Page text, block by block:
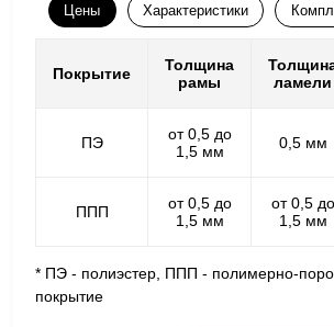
Цены Характеристики
Покрытие
Толщина
рамы
ламели
ПЭ
от 0,5 до
1,5 мм
0,5 мм
ППП
от 0,5 до
1,5 мм
от 0,5 до
1,5 мм
* ПЭ - полиэстер, ППП - полимерно-
покрытие